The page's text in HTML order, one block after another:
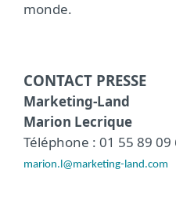
monde.
CONTACT PRESSE
Marketing-Land
Marion Lecrique
Téléphone : 01 55 89 09
marion.l@marketing-land.com